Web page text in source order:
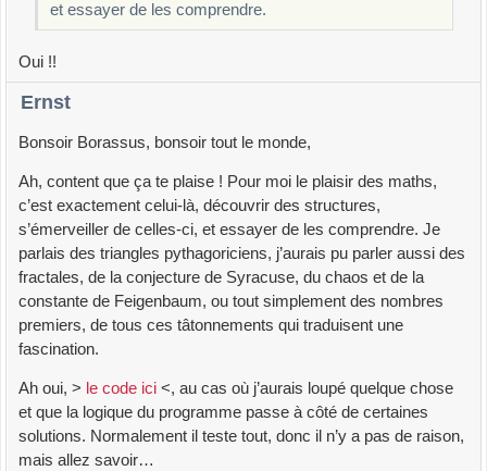
et essayer de les comprendre.
Oui !!
Ernst
Bonsoir Borassus, bonsoir tout le monde,
Ah, content que ça te plaise ! Pour moi le plaisir des maths,
c’est exactement celui-là, découvrir des structures,
s’émerveiller de celles-ci, et essayer de les comprendre. Je
parlais des triangles pythagoriciens, j’aurais pu parler aussi des
fractales, de la conjecture de Syracuse, du chaos et de la
constante de Feigenbaum, ou tout simplement des nombres
premiers, de tous ces tâtonnements qui traduisent une
fascination.
Ah oui, > le code ici <, au cas où j’aurais loupé quelque chose
et que la logique du programme passe à côté de certaines
solutions. Normalement il teste tout, donc il n’y a pas de raison,
mais allez savoir…